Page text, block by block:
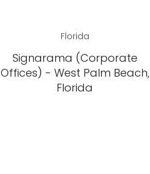
Florida
Signarama (Corporate
Offices) - West Palm Beach,
Florida